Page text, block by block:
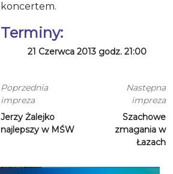
koncertem.
Terminy:
21 Czerwca 2013 godz. 21:00
Poprzednia
impreza
Jerzy Żalejko
najlepszy w MŚW
Następna
impreza
Szachowe
zmagania w
Łazach